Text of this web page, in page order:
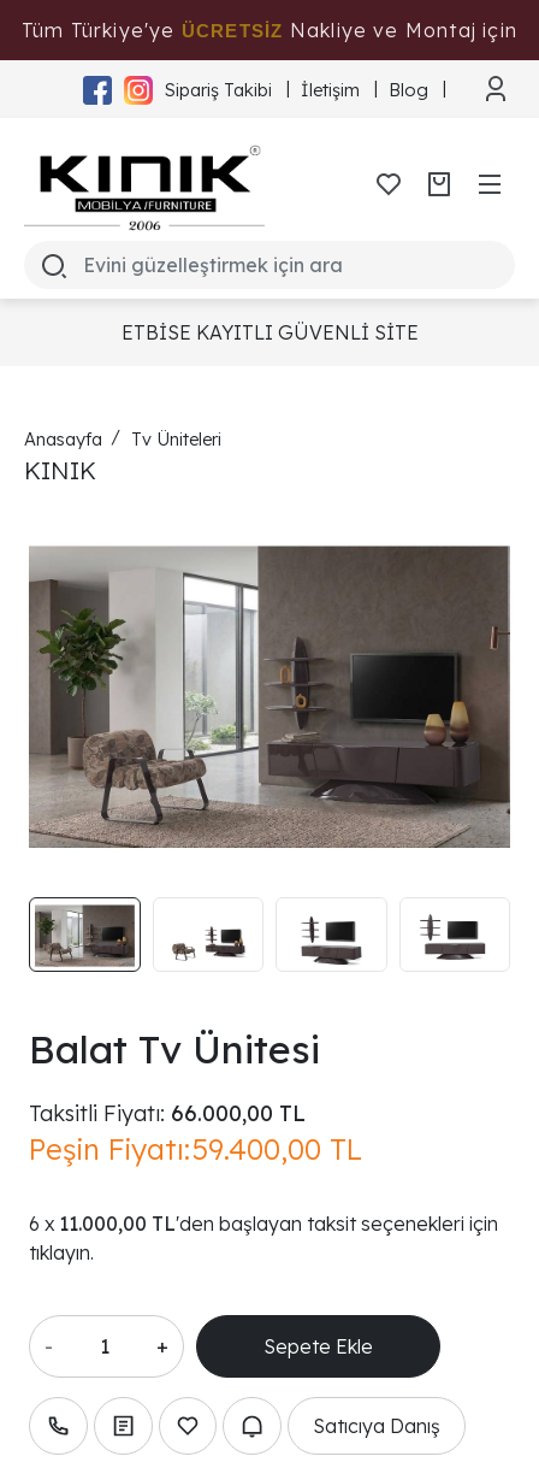
Tüm Türkiye'ye ÜCRETSİZ Nakliye ve Montaj için
Tıklayınız
Sipariş Takibi İletişim Blog
ETBİSE KAYITLI GÜVENLİ SİTE
Anasayfa Tv Üniteleri
KINIK
Balat Tv Ünitesi
Taksitli Fiyatı: 66.000,00 TL
Peşin Fiyatı:59.400,00 TL
11.000,00 TL'den başlayan taksit seçenekleri için
tıklayın.
- +
Satıcıya Danış